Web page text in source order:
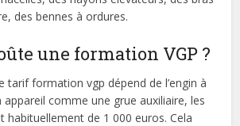
des bennes à ordures.
une formation VGP ?
tarif formation vgp dépend de l’engin à
comme une grue auxiliaire, les
habituellement de 1 000 euros. Cela